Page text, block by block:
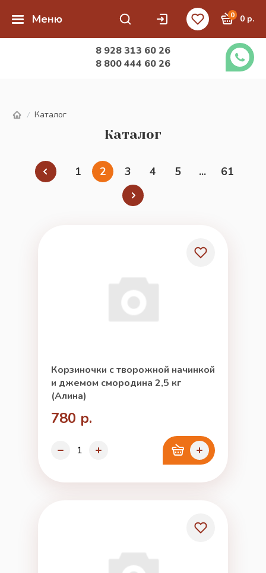
Меню 0 0 р.
8 928 313 60 26
8 800 444 60 26
/ Каталог
Каталог
1 2 3 4 5 ... 61
Корзиночки с творожной начинкой
и джемом смородина 2,5 кг
(Алина)
780 р.